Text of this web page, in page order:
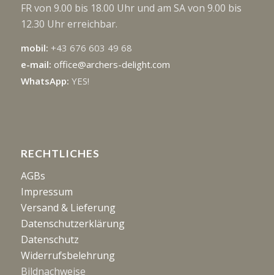
FR von 9.00 bis 18.00 Uhr und am SA von 9.00 bis
12.30 Uhr erreichbar.
mobil: +43 676 603 49 68
e-mail: office@archers-delight.com
WhatsApp: YES!
RECHTLICHES
AGBs
Impressum
Versand & Lieferung
Datenschutzerklärung
Datenschutz
Widerrufsbelehrung
Bildnachweise